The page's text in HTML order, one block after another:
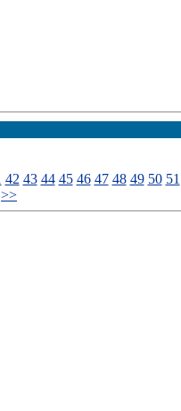
42 43 44 45 46 47 48 49 50 51
>>